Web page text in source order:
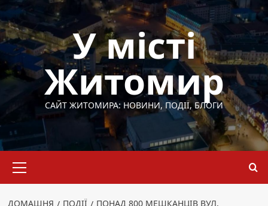
Перейти
до
вмісту
У місті
Житомир
САЙТ ЖИТОМИРА: НОВИНИ, ПОДІЇ, БЛОГИ
меню
ДОМАШНЯ ПОДІЇ
ПОНАД 800 МЕШКАНЦІВ ВУЛ.